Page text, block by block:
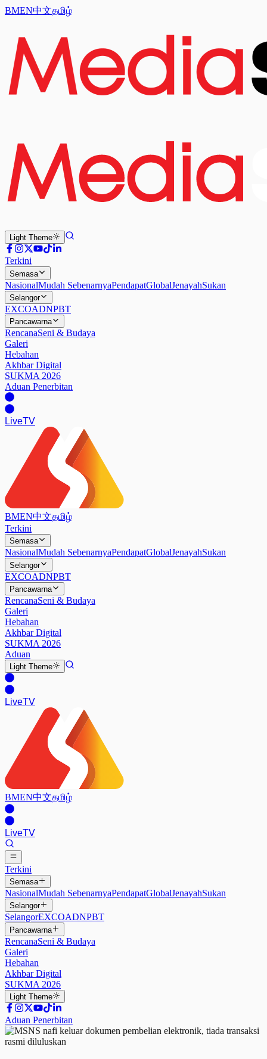
BMEN中文தமிழ்
Light Theme
Terkini
Semasa
NasionalMudah SebenarnyaPendapatGlobalJenayahSukan
Selangor
EXCOADNPBT
Pancawarna
RencanaSeni & Budaya
Galeri
Hebahan
Akhbar Digital
SUKMA 2026
Aduan Penerbitan
LiveTV
BMEN中文தமிழ்
Terkini
Semasa
NasionalMudah SebenarnyaPendapatGlobalJenayahSukan
Selangor
EXCOADNPBT
Pancawarna
RencanaSeni & Budaya
Galeri
Hebahan
Akhbar Digital
SUKMA 2026
Aduan
Light Theme
LiveTV
BMEN中文தமிழ்
LiveTV
Terkini
Semasa
NasionalMudah SebenarnyaPendapatGlobalJenayahSukan
Selangor
SelangorEXCOADNPBT
Pancawarna
RencanaSeni & Budaya
Galeri
Hebahan
Akhbar Digital
SUKMA 2026
Light Theme
Aduan Penerbitan